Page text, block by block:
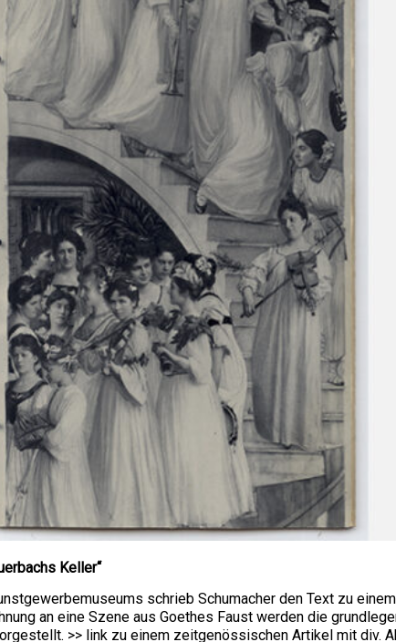
Keller“
schrieb Schumacher den Text zu
an eine Szene aus Goethes Faust werden die
>> link zu einem zeitgenössischen Artikel mit div.